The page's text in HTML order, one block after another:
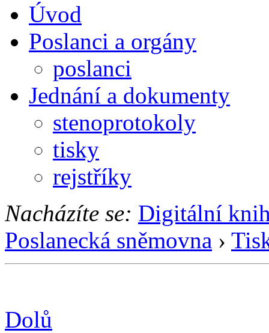
Úvod
Poslanci a orgány
poslanci
Jednání a dokumenty
stenoprotokoly
tisky
rejstříky
Nacházíte se: Digitální
Poslanecká sněmovna ›
Dolů